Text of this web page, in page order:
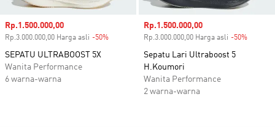
Harga penjualan
Rp.1.500.000,00
Rp.3.000.000,00 Harga asli -50%
SEPATU ULTRABOOST 5X
Wanita Performance
6 warna-warna
Harga penjualan
Rp.1.500.000,00
Rp.3.000.000,00 Harga asli -50%
Sepatu Lari Ultraboost 5
H.Koumori
Wanita Performance
2 warna-warna